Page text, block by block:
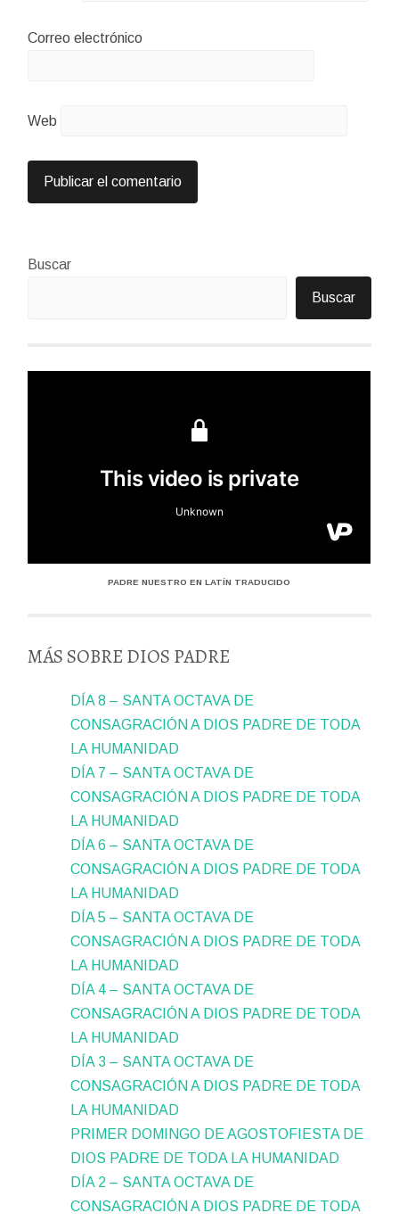
Correo electrónico
Web
Buscar
Buscar
PADRE NUESTRO EN LATÍN TRADUCIDO
MÁS SOBRE DIOS PADRE
DÍA 8 – SANTA OCTAVA DE
CONSAGRACIÓN A DIOS PADRE DE TODA
LA HUMANIDAD
DÍA 7 – SANTA OCTAVA DE
CONSAGRACIÓN A DIOS PADRE DE TODA
LA HUMANIDAD
DÍA 6 – SANTA OCTAVA DE
CONSAGRACIÓN A DIOS PADRE DE TODA
LA HUMANIDAD
DÍA 5 – SANTA OCTAVA DE
CONSAGRACIÓN A DIOS PADRE DE TODA
LA HUMANIDAD
DÍA 4 – SANTA OCTAVA DE
CONSAGRACIÓN A DIOS PADRE DE TODA
LA HUMANIDAD
DÍA 3 – SANTA OCTAVA DE
CONSAGRACIÓN A DIOS PADRE DE TODA
LA HUMANIDAD
PRIMER DOMINGO DE AGOSTOFIESTA DE
DIOS PADRE DE TODA LA HUMANIDAD
DÍA 2 – SANTA OCTAVA DE
CONSAGRACIÓN A DIOS PADRE DE TODA